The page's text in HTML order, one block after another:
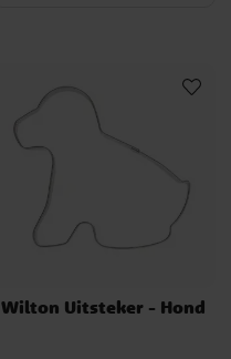
Wilton Uitsteker - Hond